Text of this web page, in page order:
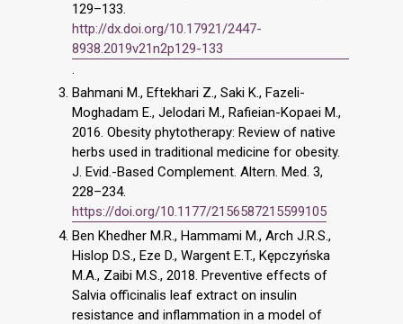
129–133.
http://dx.doi.org/10.17921/2447-
8938.2019v21n2p129-133
.
Bahmani M., Eftekhari Z., Saki K., Fazeli-
Moghadam E., Jelodari M., Rafieian-Kopaei M.,
2016. Obesity phytotherapy: Review of native
herbs used in traditional medicine for obesity.
J. Evid.-Based Complement. Altern. Med. 3,
228–234.
https://doi.org/10.1177/2156587215599105
Ben Khedher M.R., Hammami M., Arch J.R.S.,
Hislop D.S., Eze D., Wargent E.T., Kępczyńska
M.A., Zaibi M.S., 2018. Preventive effects of
Salvia officinalis leaf extract on insulin
resistance and inflammation in a model of